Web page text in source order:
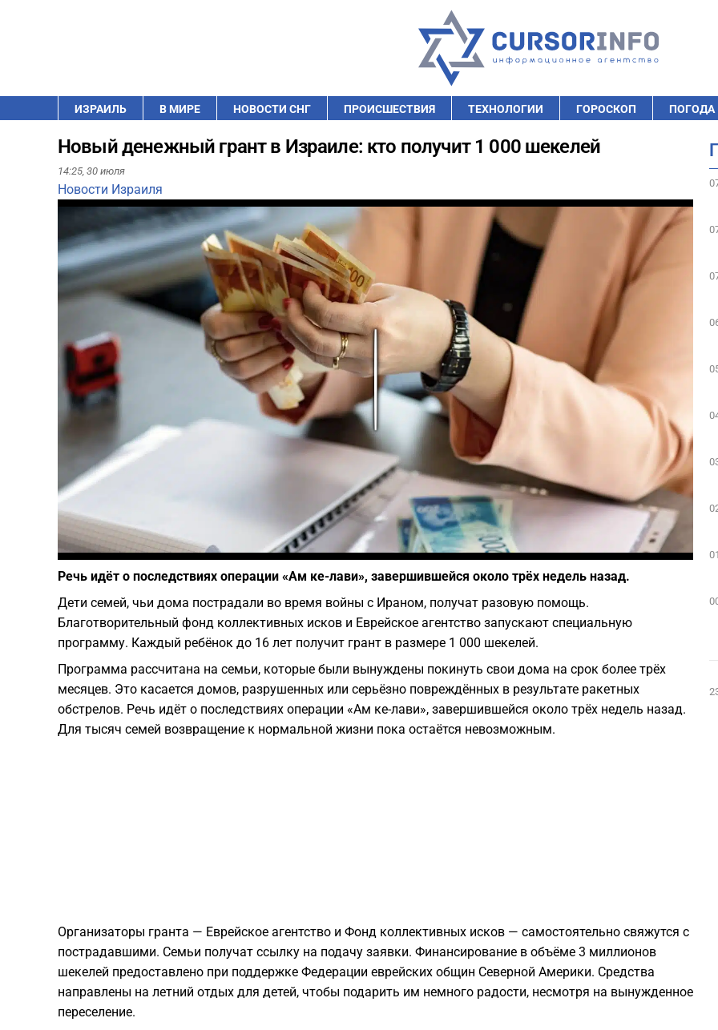
ИЗРАИЛЬ В МИРЕ НОВОСТИ СНГ ПРОИСШЕСТВИЯ ТЕХНОЛОГИИ ГОРОСКОП ПОГОДА
Новый денежный грант в Израиле: кто получит 1 000 шекелей
14:25, 30 июля
Новости Израиля
Play
Фото: depositphotos.com
Речь идёт о последствиях операции «Ам ке-лави», завершившейся около трёх недель назад.
Дети семей, чьи дома пострадали во время войны с Ираном, получат разовую помощь.
Благотворительный фонд коллективных исков и Еврейское агентство запускают специальную
программу. Каждый ребёнок до 16 лет получит грант в размере 1 000 шекелей.
Программа рассчитана на семьи, которые были вынуждены покинуть свои дома на срок более трёх
месяцев. Это касается домов, разрушенных или серьёзно повреждённых в результате ракетных
обстрелов. Речь идёт о последствиях операции «Ам ке-лави», завершившейся около трёх недель назад.
Для тысяч семей возвращение к нормальной жизни пока остаётся невозможным.
Организаторы гранта — Еврейское агентство и Фонд коллективных исков — самостоятельно свяжутся с
пострадавшими. Семьи получат ссылку на подачу заявки. Финансирование в объёме 3 миллионов
шекелей предоставлено при поддержке Федерации еврейских общин Северной Америки. Средства
направлены на летний отдых для детей, чтобы подарить им немного радости, несмотря на вынужденное
переселение.